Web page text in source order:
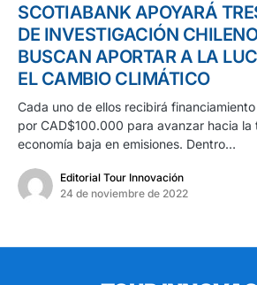
SCOTIABANK APOYARÁ
DE INVESTIGACIÓN
BUSCAN APORTAR A LA
EL CAMBIO CLIMÁTICO
Cada uno de ellos recibirá financiamiento
por CAD$100.000 para avanzar hacia la
economía baja en emisiones. Dentro…
Editorial Tour Innovación
24 de noviembre de 2022